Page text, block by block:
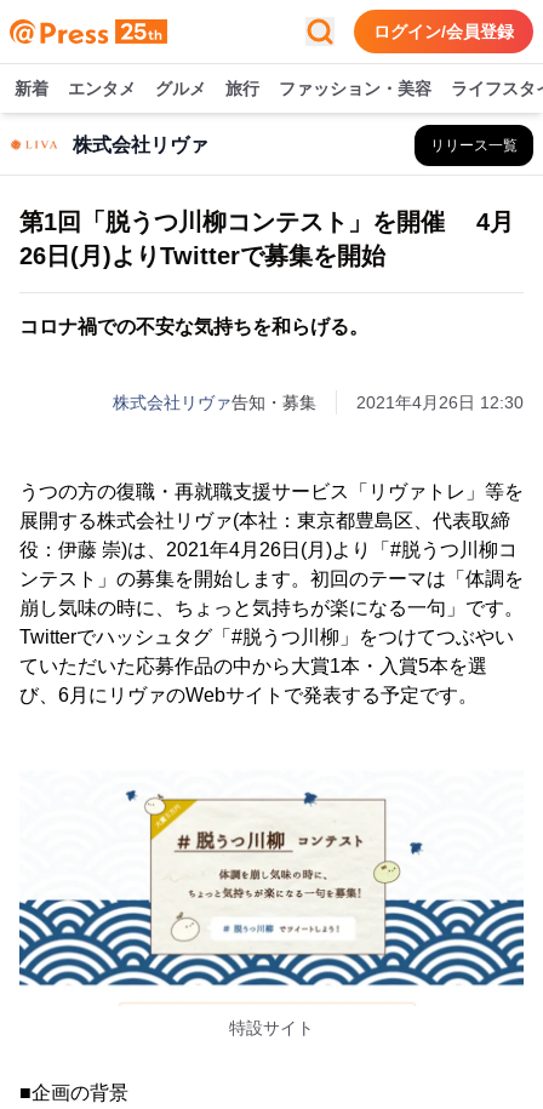
ログイン/会員登録
新着 エンタメ グルメ 旅行 ファッション・美容 ライフスタ
株式会社リヴァ リリース一覧
第1回「脱うつ川柳コンテスト」を開催 4月
26日(月)よりTwitterで募集を開始
コロナ禍での不安な気持ちを和らげる。
株式会社リヴァ告知・募集 2021年4月26日 12:30
うつの方の復職・再就職支援サービス「リヴァトレ」等を
展開する株式会社リヴァ(本社：東京都豊島区、代表取締
役：伊藤 崇)は、2021年4月26日(月)より「#脱うつ川柳コ
ンテスト」の募集を開始します。初回のテーマは「体調を
崩し気味の時に、ちょっと気持ちが楽になる一句」です。
Twitterでハッシュタグ「#脱うつ川柳」をつけてつぶやい
ていただいた応募作品の中から大賞1本・入賞5本を選
び、6月にリヴァのWebサイトで発表する予定です。
特設サイト
■企画の背景